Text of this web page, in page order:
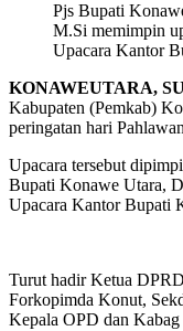
Pjs Bupati
M.Si memimpin
Upacara Kantor
KONAWEUTARA,
Kabupaten (Pemkab)
peringatan hari
Upacara tersebut
Bupati Konawe Utara,
Upacara Kantor Bupati
Turut hadir Ketua
Forkopimda Konut,
Kepala OPD dan